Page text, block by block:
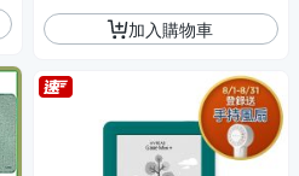
加入購物車